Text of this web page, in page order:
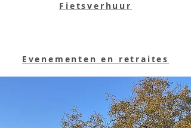
Fietsverhuur
Evenementen en retraites